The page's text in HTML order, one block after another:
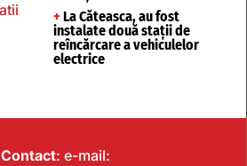
+ La Căteasca, au fost
instalate două stații de
reîncărcare a vehiculelor
electrice
Contact: e-mail: